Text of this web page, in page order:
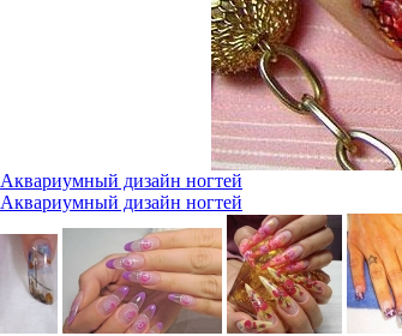
Аквариумный дизайн ногтей
Аквариумный дизайн ногтей